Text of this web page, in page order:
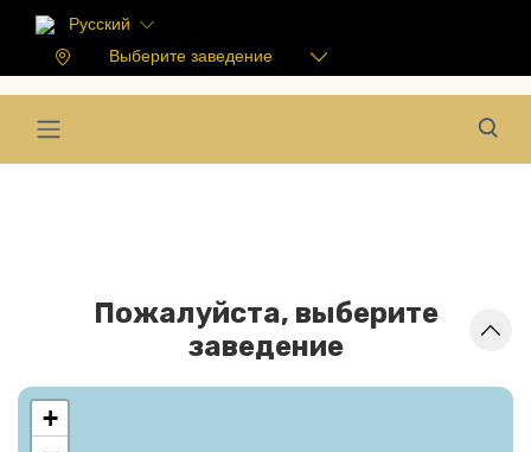
Русский
Выберите заведение
Пожалуйста, выберите
заведение
+